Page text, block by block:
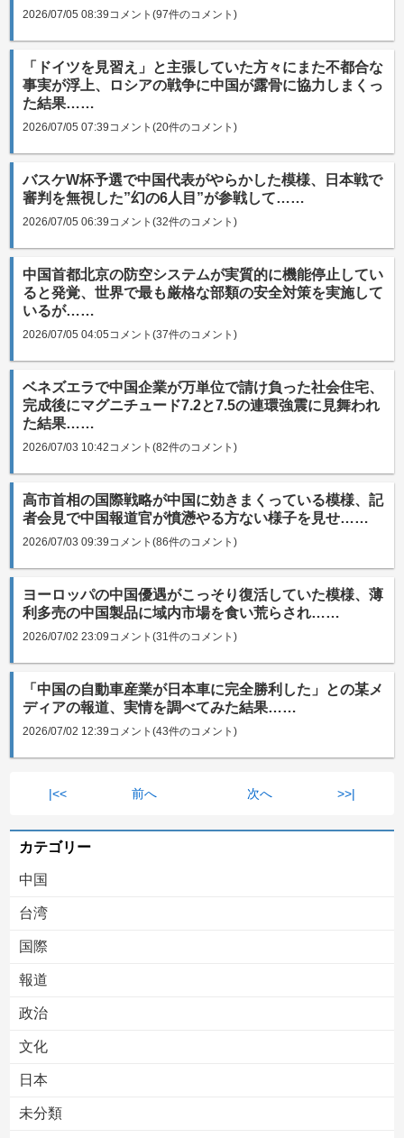
2026/07/05 08:39コメント(97件のコメント)
「ドイツを見習え」と主張していた方々にまた不都合な
事実が浮上、ロシアの戦争に中国が露骨に協力しまくっ
た結果……
2026/07/05 07:39コメント(20件のコメント)
バスケW杯予選で中国代表がやらかした模様、日本戦で
審判を無視した”幻の6人目”が参戦して……
2026/07/05 06:39コメント(32件のコメント)
中国首都北京の防空システムが実質的に機能停止してい
ると発覚、世界で最も厳格な部類の安全対策を実施して
いるが……
2026/07/05 04:05コメント(37件のコメント)
ベネズエラで中国企業が万単位で請け負った社会住宅、
完成後にマグニチュード7.2と7.5の連環強震に見舞われ
た結果……
2026/07/03 10:42コメント(82件のコメント)
高市首相の国際戦略が中国に効きまくっている模様、記
者会見で中国報道官が憤懣やる方ない様子を見せ……
2026/07/03 09:39コメント(86件のコメント)
ヨーロッパの中国優遇がこっそり復活していた模様、薄
利多売の中国製品に域内市場を食い荒らされ……
2026/07/02 23:09コメント(31件のコメント)
「中国の自動車産業が日本車に完全勝利した」との某メ
ディアの報道、実情を調べてみた結果……
2026/07/02 12:39コメント(43件のコメント)
|<< 前へ 次へ >>|
カテゴリー
中国
台湾
国際
報道
政治
文化
日本
未分類